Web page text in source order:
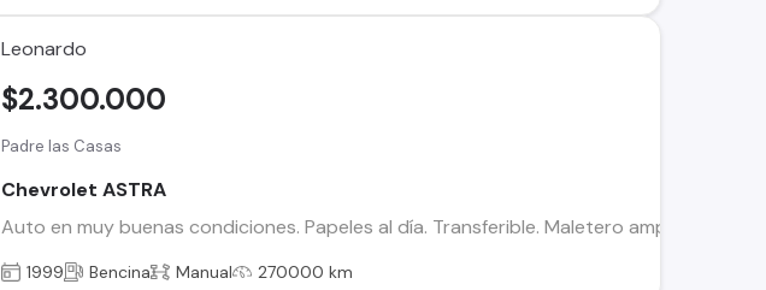
Leonardo
Padre las Casas
Chevrolet ASTRA
Auto en muy buenas condiciones. Papeles al día. Transferible. Maletero amplio. Tapiz
$2.300.000
1999 Bencina Manual 270000 km